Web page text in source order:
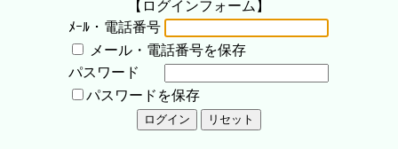
【ログインフォーム】
ﾒｰﾙ・電話番号
メール・電話番号を保存
パスワード
パスワードを保存